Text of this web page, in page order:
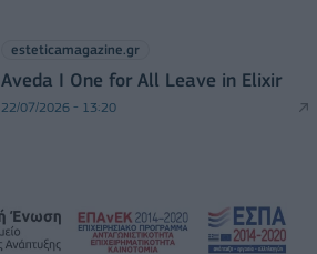
esteticamagazine.gr
Aveda I One for All Leave in Elixir
22/07/2026 - 13:20